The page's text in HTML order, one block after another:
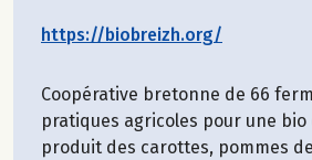
https://biobreizh.org/
Coopérative bretonne de 66
pratiques agricoles pour une bio
produit des carottes, pommes